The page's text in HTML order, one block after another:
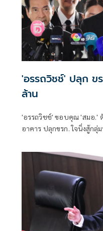
'อรรถวิชช์' ปลุก ข
ล้าน
'อรรถวิชช์' ขอบคุณ 'สมอ.' ตั
อาคาร ปลุกขรก. ใจนิ่งสู้ก